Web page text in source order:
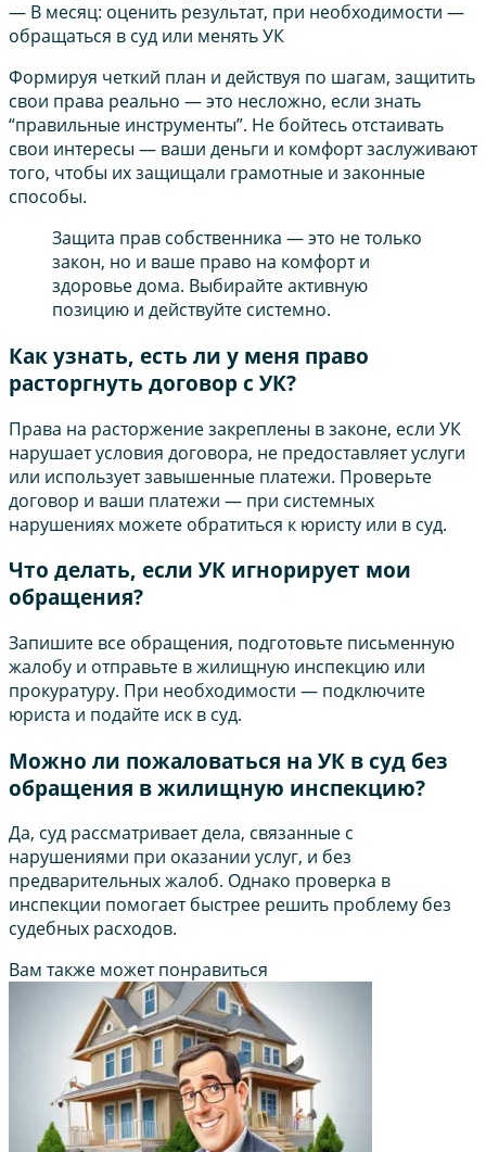
— В месяц: оценить результат, при необходимости —
обращаться в суд или менять УК
Формируя четкий план и действуя по шагам, защитить
свои права реально — это несложно, если знать
“правильные инструменты”. Не бойтесь отстаивать
свои интересы — ваши деньги и комфорт заслуживают
того, чтобы их защищали грамотные и законные
способы.
Защита прав собственника — это не только
закон, но и ваше право на комфорт и
здоровье дома. Выбирайте активную
позицию и действуйте системно.
Как узнать, есть ли у меня право
расторгнуть договор с УК?
Права на расторжение закреплены в законе, если УК
нарушает условия договора, не предоставляет услуги
или использует завышенные платежи. Проверьте
договор и ваши платежи — при системных
нарушениях можете обратиться к юристу или в суд.
Что делать, если УК игнорирует мои
обращения?
Запишите все обращения, подготовьте письменную
жалобу и отправьте в жилищную инспекцию или
прокуратуру. При необходимости — подключите
юриста и подайте иск в суд.
Можно ли пожаловаться на УК в суд без
обращения в жилищную инспекцию?
Да, суд рассматривает дела, связанные с
нарушениями при оказании услуг, и без
предварительных жалоб. Однако проверка в
инспекции помогает быстрее решить проблему без
судебных расходов.
Вам также может понравиться